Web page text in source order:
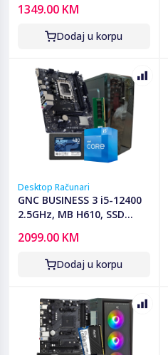
2,5 240GB , Kućište sa
napajanjem 500W, 2Y
1349.00 KM
Dodaj u korpu
Desktop Računari
GNC BUSINESS 3 i5-12400
2.5GHz, MB H610, SSD
Kucište office, WIN 11 PRO,
OFFICE PRO PLUS 2019
2099.00 KM
Dodaj u korpu